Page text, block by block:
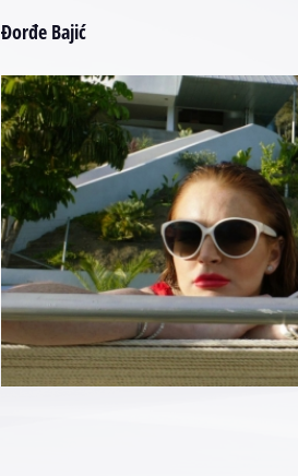
Đorđe Bajić